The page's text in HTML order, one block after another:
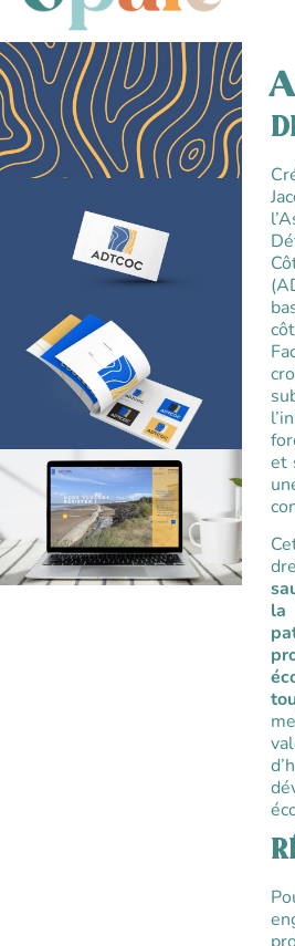
et
la